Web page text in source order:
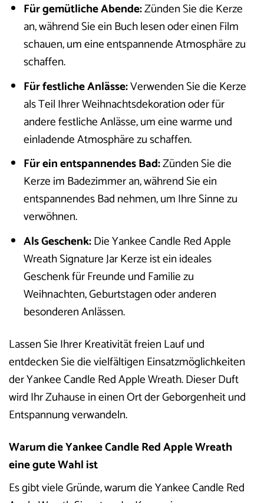
Für gemütliche Abende:Zünden Sie die Kerze
an, während Sie ein Buch lesen oder einen Film
schauen, um eine entspannende Atmosphäre zu
schaffen.
Für festliche Anlässe:Verwenden Sie die Kerze
als Teil Ihrer Weihnachtsdekoration oder für
andere festliche Anlässe, um eine warme und
einladende Atmosphäre zu schaffen.
Für ein entspannendes Bad:Zünden Sie die
Kerze im Badezimmer an, während Sie ein
entspannendes Bad nehmen, um Ihre Sinne zu
verwöhnen.
Als Geschenk:Die Yankee Candle Red Apple
Wreath Signature Jar Kerze ist ein ideales
Geschenk für Freunde und Familie zu
Weihnachten, Geburtstagen oder anderen
besonderen Anlässen.
Lassen Sie Ihrer Kreativität freien Lauf und
entdecken Sie die vielfältigen Einsatzmöglichkeiten
der Yankee Candle Red Apple Wreath. Dieser Duft
wird Ihr Zuhause in einen Ort der Geborgenheit und
Entspannung verwandeln.
Warum die Yankee Candle Red Apple Wreath
eine gute Wahl ist
Es gibt viele Gründe, warum die Yankee Candle Red